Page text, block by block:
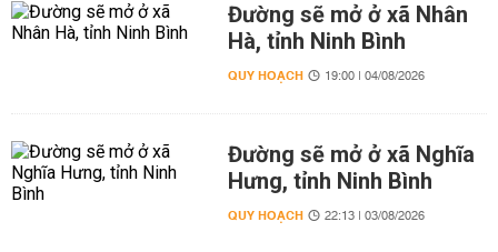
Đường sẽ mở ở xã Nhân
Hà, tỉnh Ninh Bình
QUY HOẠCH 19:00 | 04/08/2026
Đường sẽ mở ở xã Nghĩa
Hưng, tỉnh Ninh Bình
QUY HOẠCH 22:13 | 03/08/2026